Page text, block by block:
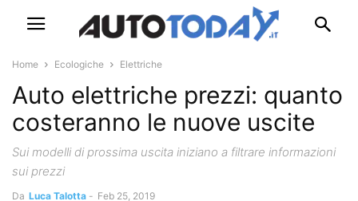
Home Ecologiche Elettriche
Auto elettriche prezzi: quanto
costeranno le nuove uscite
Sui modelli di prossima uscita iniziano a filtrare informazioni
sui prezzi
Da Luca Talotta - Feb 25, 2019